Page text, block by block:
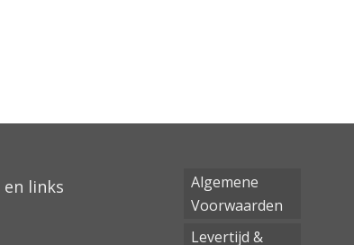
en links
Algemene
Voorwaarden
Levertijd &